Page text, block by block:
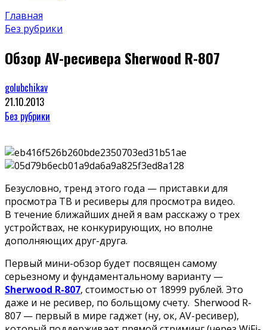
Главная
Без рубрики
Обзор AV-ресивера Sherwood R-807
golubchikav
21.10.2013
Без рубрики
Безусловно, тренд этого года — приставки для
просмотра ТВ и ресиверы для просмотра видео.
В течение ближайших дней я вам расскажу о трех
устройствах, не конкурирующих, но вполне
дополняющих друг-друга.
Первый мини-обзор будет посвящен самому
серьезному и фундаментальному варианту —
Sherwood R-807, стоимостью от 18999 рублей. Это
даже и не ресивер, по больщому счету. Sherwood R-
807 — первый в мире гаджет (ну, ок, AV-ресивер),